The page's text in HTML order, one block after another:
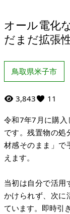
オール電化
だまだ拡張
鳥取県米子市
3,843 11
令和7年7月に購入
です。残置物の処
材感そのまま」で
えます。
当初は自分で活用
かけられず、次に
ています。即時引